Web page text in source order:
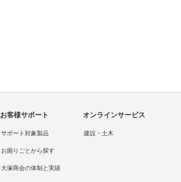
お客様サポート
サポート対象製品
お困りごとから探す
大塚商会の体制と実績
オンラインサービス
建設・土木